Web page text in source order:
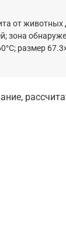
от
зона
размер